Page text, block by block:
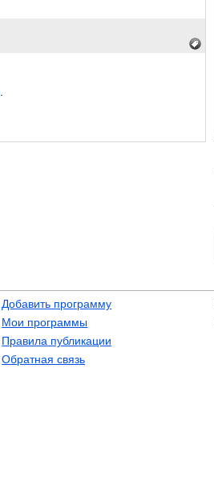
Добавить программу
Мои программы
Правила публикации
Обратная связь